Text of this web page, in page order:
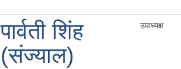
पार्वती शिंह
(संज्याल)
उपाध्यक्ष